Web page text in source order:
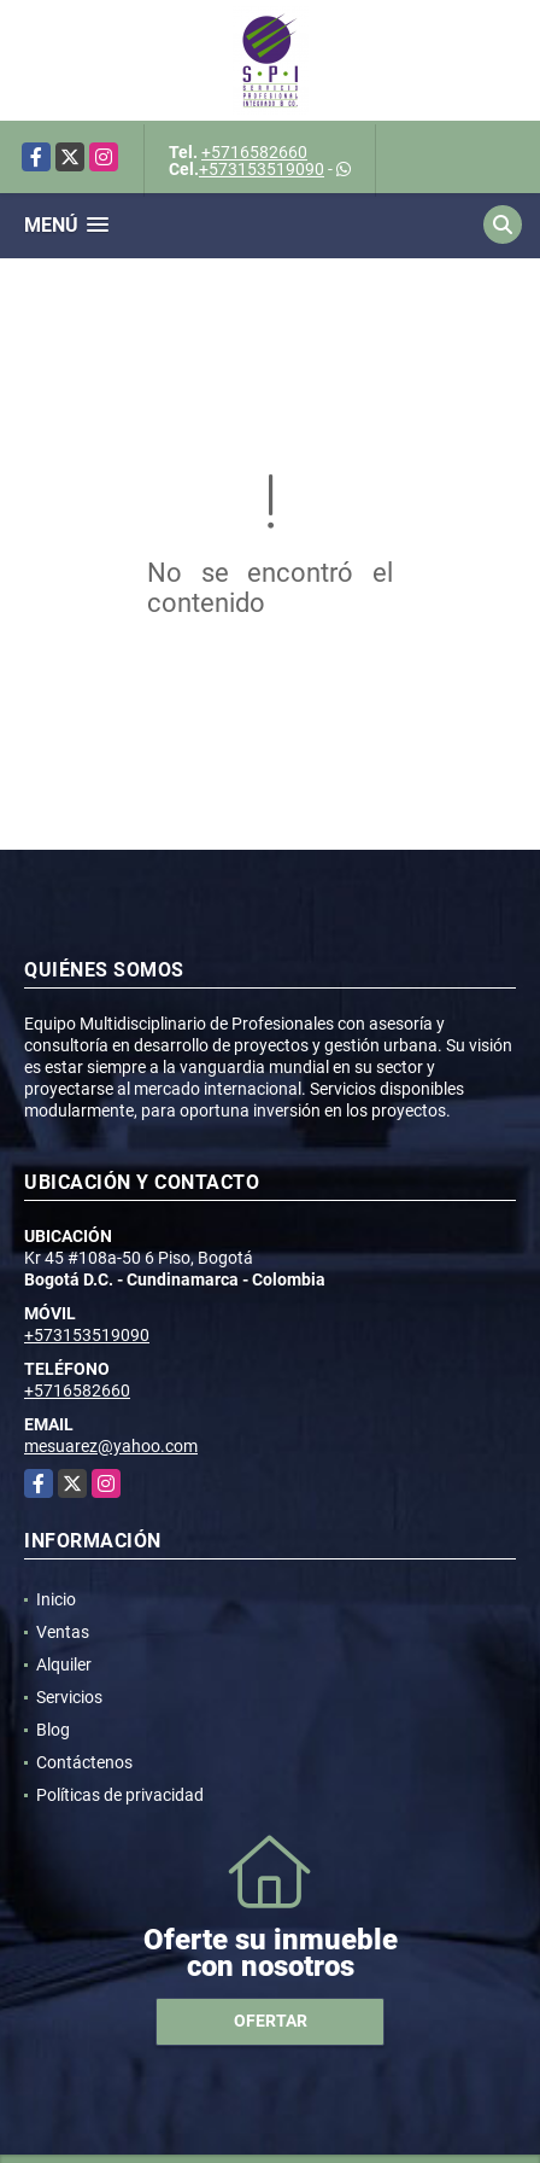
Facebook
X Instagram Tel. +5716582660
Cel.+573153519090 -
MENÚ
No se encontró el
contenido
QUIÉNES SOMOS
Equipo Multidisciplinario de Profesionales con asesoría y
consultoría en desarrollo de proyectos y gestión urbana. Su visión
es estar siempre a la vanguardia mundial en su sector y
proyectarse al mercado internacional. Servicios disponibles
modularmente, para oportuna inversión en los proyectos.
UBICACIÓN Y CONTACTO
UBICACIÓN
Kr 45 #108a-50 6 Piso, Bogotá
Bogotá D.C. - Cundinamarca - Colombia
MÓVIL
+573153519090
TELÉFONO
+5716582660
EMAIL
mesuarez@yahoo.com
Facebook
X Instagram
INFORMACIÓN
Inicio
Ventas
Alquiler
Servicios
Blog
Contáctenos
Políticas de privacidad
Oferte su inmueble
con nosotros
OFERTAR